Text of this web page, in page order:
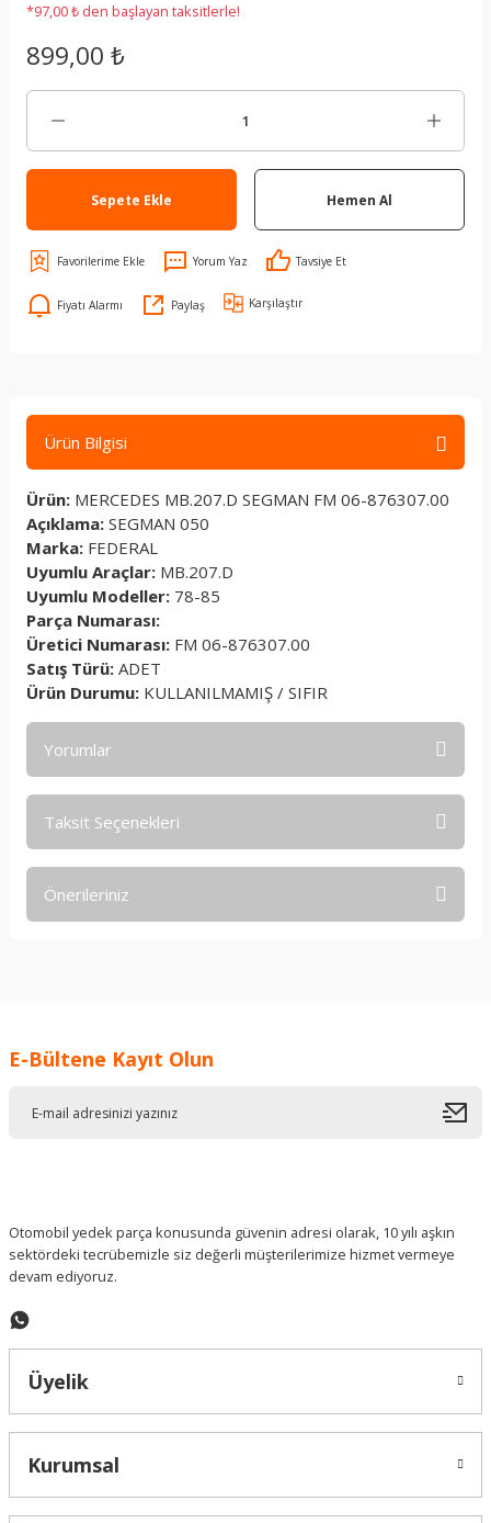
*97,00 ₺ den başlayan taksitlerle!
899,00 ₺
Sepete Ekle Hemen Al
Yorum Yaz Tavsiye Et
Fiyatı Alarmı Paylaş Karşılaştır
Ürün Bilgisi
Ürün: MERCEDES MB.207.D SEGMAN FM 06-876307.00
Açıklama: SEGMAN 050
Marka: FEDERAL
Uyumlu Araçlar: MB.207.D
Uyumlu Modeller: 78-85
Parça Numarası:
Üretici Numarası: FM 06-876307.00
Satış Türü: ADET
Ürün Durumu: KULLANILMAMIŞ / SIFIR
Yorumlar
Taksit Seçenekleri
Önerileriniz
Ürün resmi kalitesiz, bozuk veya görüntülenemiyor.
E-Bültene Kayıt Olun
Otomobil yedek parça konusunda güvenin adresi olarak, 10 yılı aşkın
sektördeki tecrübemizle siz değerli müşterilerimize hizmet vermeye
devam ediyoruz.
Üyelik
Kurumsal